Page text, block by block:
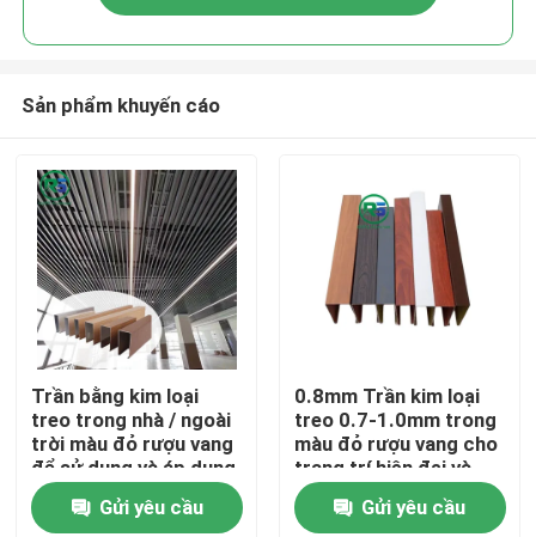
Sản phẩm khuyến cáo
Trần bằng kim loại
treo trong nhà / ngoài
trời màu đỏ rượu vang
để sử dụng và áp dụng
đa năng
Gửi yêu cầu
0.8mm Trần kim loại
treo 0.7-1.0mm trong
màu đỏ rượu vang cho
trang trí hiện đại và
đơn giản
Gửi yêu cầu